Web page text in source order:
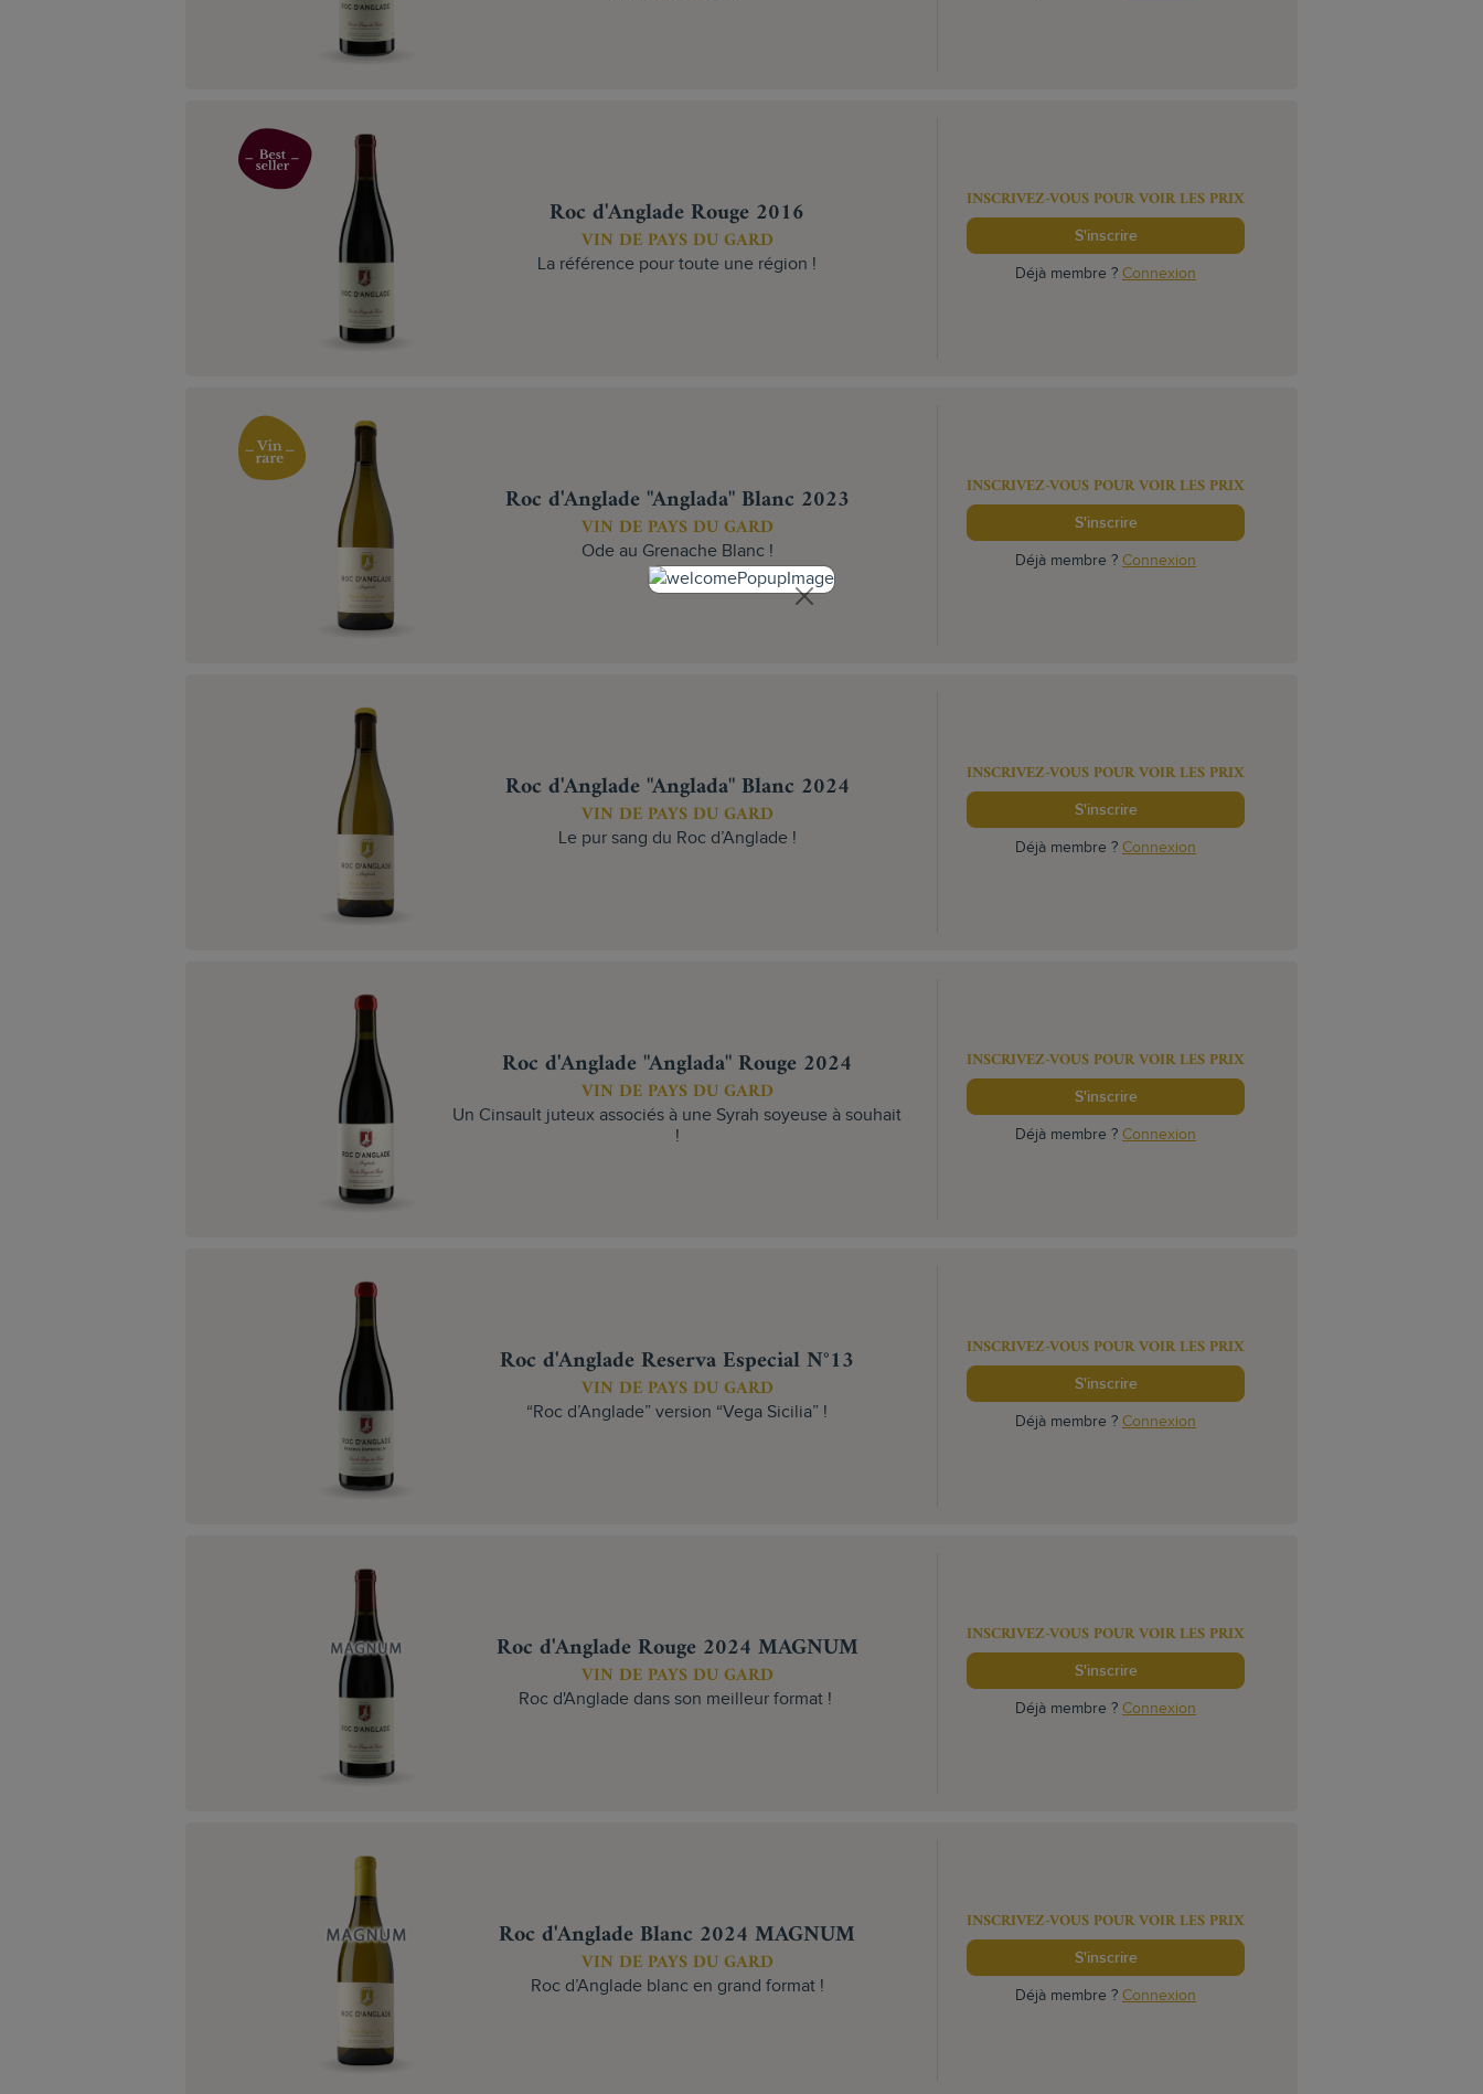
Roc d'Anglade Rouge 2016
VIN DE PAYS DU GARD
La référence pour toute une région !
INSCRIVEZ-VOUS POUR VOIR LES PRIX
S'inscrire
Déjà membre ? Connexion
Roc d'Anglade "Anglada" Blanc 2023
VIN DE PAYS DU GARD
Ode au Grenache Blanc !
INSCRIVEZ-VOUS POUR VOIR LES PRIX
S'inscrire
Déjà membre ? Connexion
Roc d'Anglade "Anglada" Blanc 2024
VIN DE PAYS DU GARD
Le pur sang du Roc d’Anglade !
INSCRIVEZ-VOUS POUR VOIR LES PRIX
S'inscrire
Déjà membre ? Connexion
Roc d'Anglade "Anglada" Rouge 2024
VIN DE PAYS DU GARD
Un Cinsault juteux associés à une Syrah soyeuse à souhait
!
INSCRIVEZ-VOUS POUR VOIR LES PRIX
S'inscrire
Déjà membre ? Connexion
Roc d'Anglade Reserva Especial N°13
VIN DE PAYS DU GARD
“Roc d’Anglade” version “Vega Sicilia” !
INSCRIVEZ-VOUS POUR VOIR LES PRIX
S'inscrire
Déjà membre ? Connexion
Roc d'Anglade Rouge 2024 MAGNUM
VIN DE PAYS DU GARD
Roc d'Anglade dans son meilleur format !
INSCRIVEZ-VOUS POUR VOIR LES PRIX
S'inscrire
Déjà membre ? Connexion
Roc d'Anglade Blanc 2024 MAGNUM
VIN DE PAYS DU GARD
Roc d’Anglade blanc en grand format !
INSCRIVEZ-VOUS POUR VOIR LES PRIX
S'inscrire
Déjà membre ? Connexion